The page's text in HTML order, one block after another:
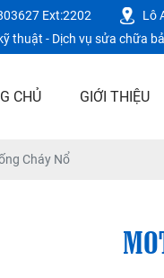
Ext:2202 Lô
thuật - Dịch vụ sửa chữa
CHỦ GIỚI THIỆU
Cháy Nổ